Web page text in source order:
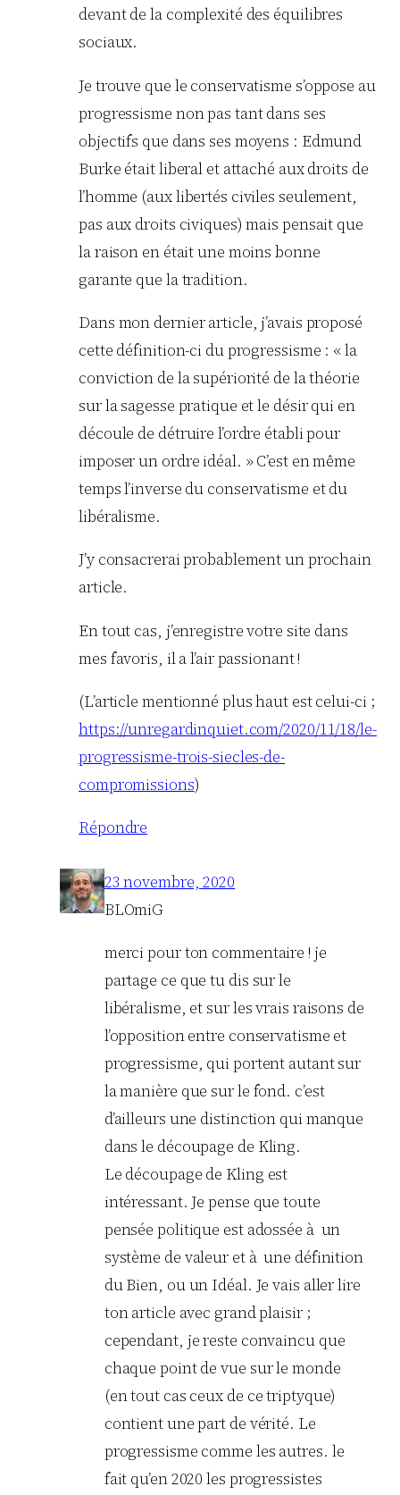
devant de la complexité des équilibres
sociaux.
Je trouve que le conservatisme s’oppose au
progressisme non pas tant dans ses
objectifs que dans ses moyens : Edmund
Burke était liberal et attaché aux droits de
l’homme (aux libertés civiles seulement,
pas aux droits civiques) mais pensait que
la raison en était une moins bonne
garante que la tradition.
Dans mon dernier article, j’avais proposé
cette définition-ci du progressisme : « la
conviction de la supériorité de la théorie
sur la sagesse pratique et le désir qui en
découle de détruire l’ordre établi pour
imposer un ordre idéal. » C’est en même
temps l’inverse du conservatisme et du
libéralisme.
J’y consacrerai probablement un prochain
article.
En tout cas, j’enregistre votre site dans
mes favoris, il a l’air passionant !
(L’article mentionné plus haut est celui-ci ;
https://unregardinquiet.com/2020/11/18/le-
progressisme-trois-siecles-de-
compromissions)
Répondre
23 novembre, 2020
BLOmiG
merci pour ton commentaire ! je
partage ce que tu dis sur le
libéralisme, et sur les vrais raisons de
l’opposition entre conservatisme et
progressisme, qui portent autant sur
la manière que sur le fond. c’est
d’ailleurs une distinction qui manque
dans le découpage de Kling.
Le découpage de Kling est
intéressant. Je pense que toute
pensée politique est adossée à un
système de valeur et à une définition
du Bien, ou un Idéal. Je vais aller lire
ton article avec grand plaisir ;
cependant, je reste convaincu que
chaque point de vue sur le monde
(en tout cas ceux de ce triptyque)
contient une part de vérité. Le
progressisme comme les autres. le
fait qu’en 2020 les progressistes